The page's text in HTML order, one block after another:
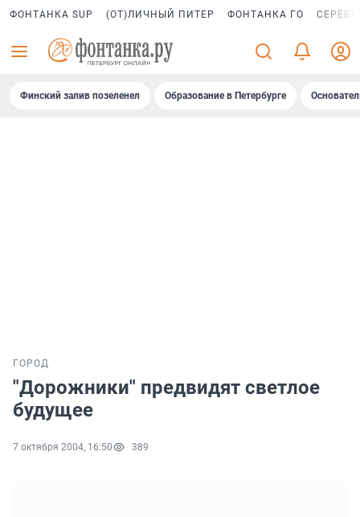
ФОНТАНКА SUP (ОТ)ЛИЧНЫЙ ПИТЕР ФОНТАНКА ГО
Финский залив позеленел Образование в Петербурге
ГОРОД
"Дорожники" предвидят светлое
будущее
7 октября 2004, 16:50 389